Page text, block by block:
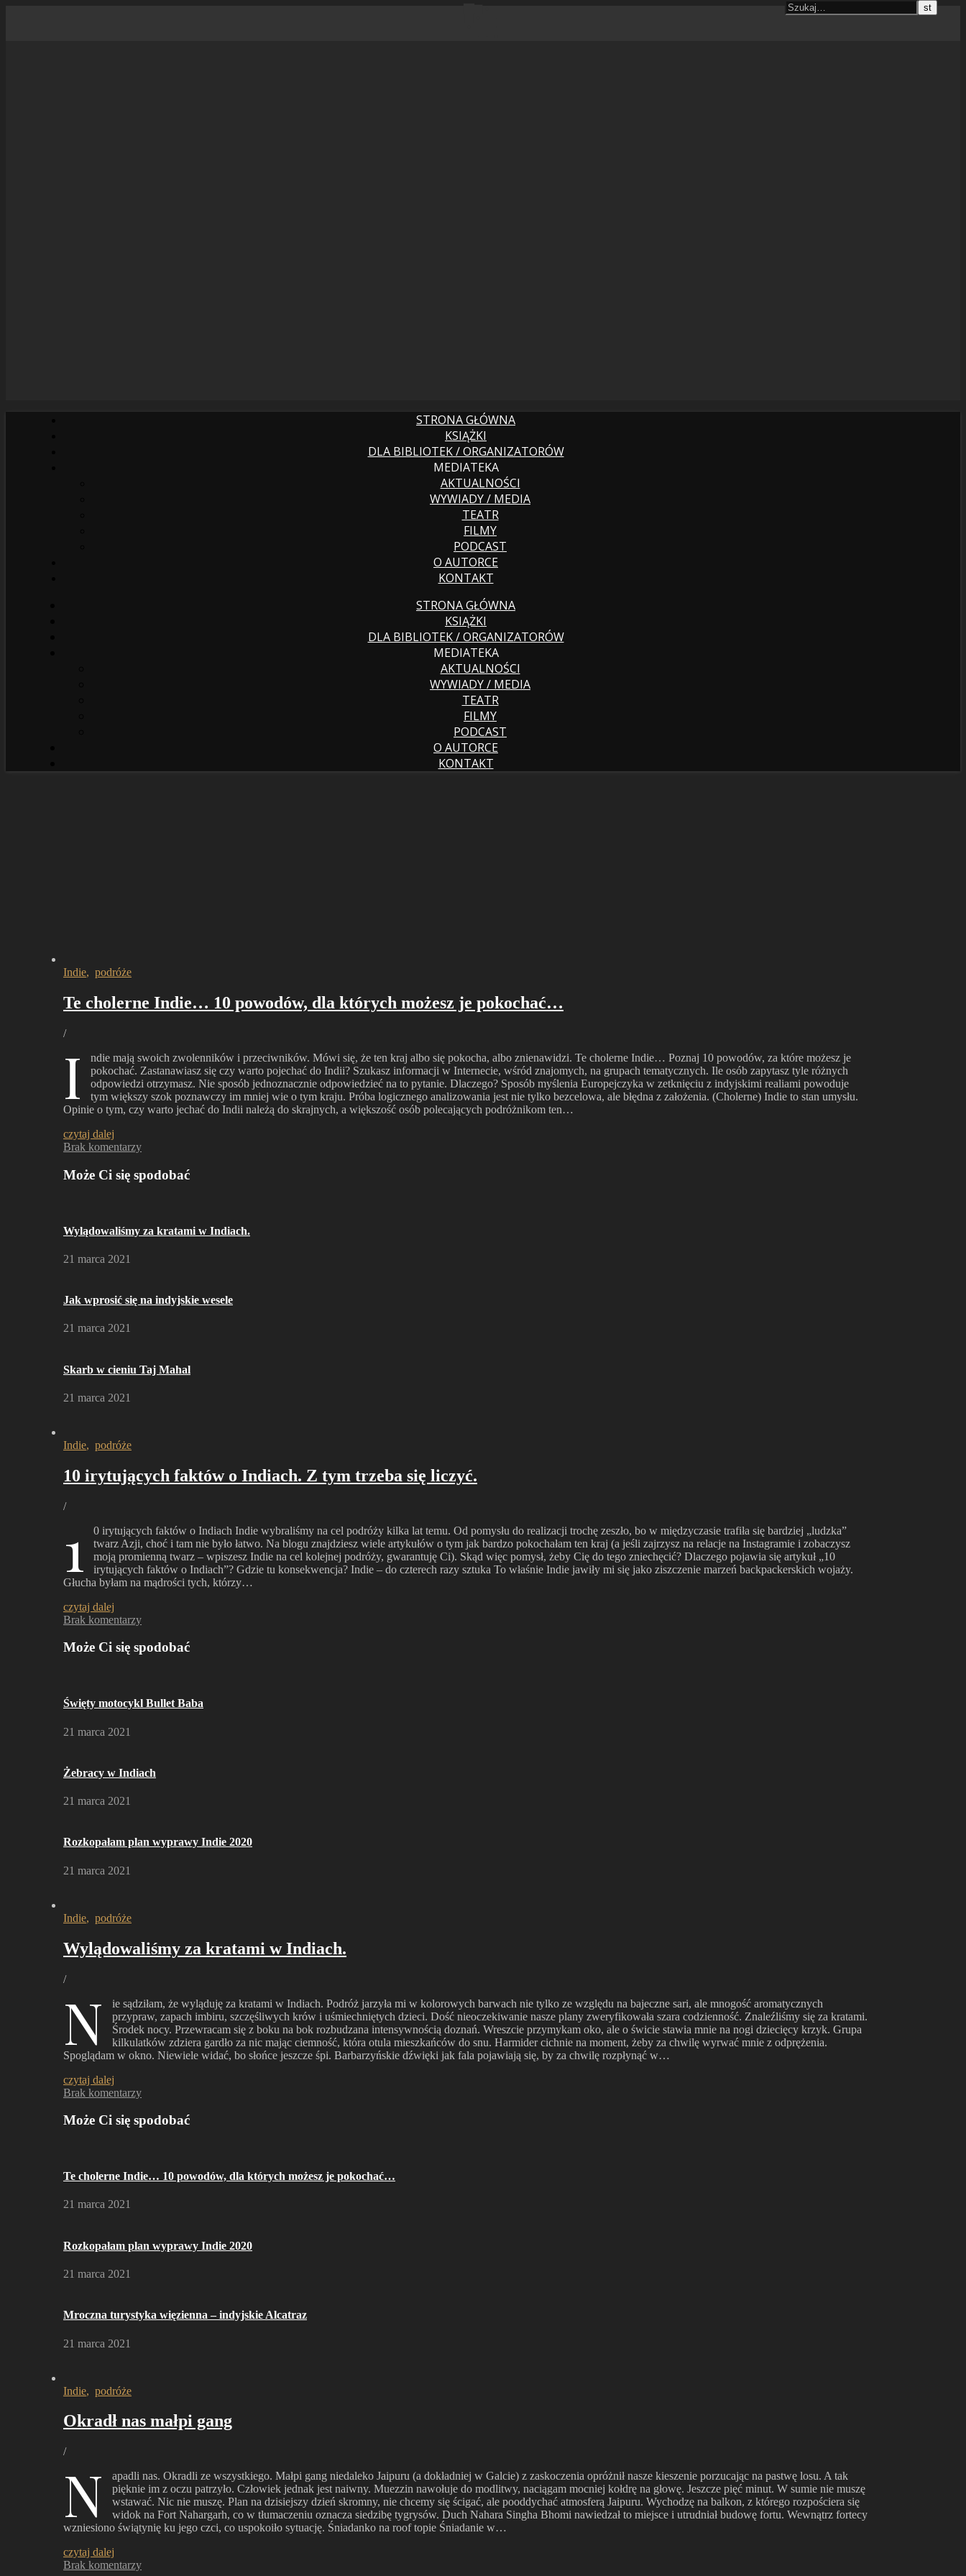
STRONA GŁÓWNA
KSIĄŻKI
DLA BIBLIOTEK / ORGANIZATORÓW
MEDIATEKA
AKTUALNOŚCI
WYWIADY / MEDIA
TEATR
FILMY
PODCAST
O AUTORCE
KONTAKT
STRONA GŁÓWNA
KSIĄŻKI
DLA BIBLIOTEK / ORGANIZATORÓW
MEDIATEKA
AKTUALNOŚCI
WYWIADY / MEDIA
TEATR
FILMY
PODCAST
O AUTORCE
KONTAKT
Indie, podróże
Te cholerne Indie… 10 powodów, dla których możesz je pokochać…
/
I
ndie mają swoich zwolenników i przeciwników. Mówi się, że ten kraj albo się pokocha, albo znienawidzi. Te cholerne Indie… Poznaj 10 powodów, za które możesz je
pokochać. Zastanawiasz się czy warto pojechać do Indii? Szukasz informacji w Internecie, wśród znajomych, na grupach tematycznych. Ile osób zapytasz tyle różnych
odpowiedzi otrzymasz. Nie sposób jednoznacznie odpowiedzieć na to pytanie. Dlaczego? Sposób myślenia Europejczyka w zetknięciu z indyjskimi realiami powoduje
tym większy szok poznawczy im mniej wie o tym kraju. Próba logicznego analizowania jest nie tylko bezcelowa, ale błędna z założenia. (Cholerne) Indie to stan umysłu.
Opinie o tym, czy warto jechać do Indii należą do skrajnych, a większość osób polecających podróżnikom ten…
czytaj dalej
Brak komentarzy
Może Ci się spodobać
Wylądowaliśmy za kratami w Indiach.
21 marca 2021
Jak wprosić się na indyjskie wesele
21 marca 2021
Skarb w cieniu Taj Mahal
21 marca 2021
Indie, podróże
10 irytujących faktów o Indiach. Z tym trzeba się liczyć.
/
1
0 irytujących faktów o Indiach Indie wybraliśmy na cel podróży kilka lat temu. Od pomysłu do realizacji trochę zeszło, bo w międzyczasie trafiła się bardziej „ludzka”
twarz Azji, choć i tam nie było łatwo. Na blogu znajdziesz wiele artykułów o tym jak bardzo pokochałam ten kraj (a jeśli zajrzysz na relacje na Instagramie i zobaczysz
moją promienną twarz – wpiszesz Indie na cel kolejnej podróży, gwarantuję Ci). Skąd więc pomysł, żeby Cię do tego zniechęcić? Dlaczego pojawia się artykuł „10
irytujących faktów o Indiach”? Gdzie tu konsekwencja? Indie – do czterech razy sztuka To właśnie Indie jawiły mi się jako ziszczenie marzeń backpackerskich wojaży.
Głucha byłam na mądrości tych, którzy…
czytaj dalej
Brak komentarzy
Może Ci się spodobać
Święty motocykl Bullet Baba
21 marca 2021
Żebracy w Indiach
21 marca 2021
Rozkopałam plan wyprawy Indie 2020
21 marca 2021
Indie, podróże
Wylądowaliśmy za kratami w Indiach.
/
N
ie sądziłam, że wyląduję za kratami w Indiach. Podróż jarzyła mi w kolorowych barwach nie tylko ze względu na bajeczne sari, ale mnogość aromatycznych
przypraw, zapach imbiru, szczęśliwych krów i uśmiechniętych dzieci. Dość nieoczekiwanie nasze plany zweryfikowała szara codzienność. Znaleźliśmy się za kratami.
Środek nocy. Przewracam się z boku na bok rozbudzana intensywnością doznań. Wreszcie przymykam oko, ale o świcie stawia mnie na nogi dziecięcy krzyk. Grupa
kilkulatków zdziera gardło za nic mając ciemność, która otula mieszkańców do snu. Harmider cichnie na moment, żeby za chwilę wyrwać mnie z odprężenia.
Spoglądam w okno. Niewiele widać, bo słońce jeszcze śpi. Barbarzyńskie dźwięki jak fala pojawiają się, by za chwilę rozpłynąć w…
czytaj dalej
Brak komentarzy
Może Ci się spodobać
Te cholerne Indie… 10 powodów, dla których możesz je pokochać…
21 marca 2021
Rozkopałam plan wyprawy Indie 2020
21 marca 2021
Mroczna turystyka więzienna – indyjskie Alcatraz
21 marca 2021
Indie, podróże
Okradł nas małpi gang
/
N
apadli nas. Okradli ze wszystkiego. Małpi gang niedaleko Jaipuru (a dokładniej w Galcie) z zaskoczenia opróżnił nasze kieszenie porzucając na pastwę losu. A tak
pięknie im z oczu patrzyło. Człowiek jednak jest naiwny. Muezzin nawołuje do modlitwy, naciągam mocniej kołdrę na głowę. Jeszcze pięć minut. W sumie nie muszę
wstawać. Nic nie muszę. Plan na dzisiejszy dzień skromny, nie chcemy się ścigać, ale pooddychać atmosferą Jaipuru. Wychodzę na balkon, z którego rozpościera się
widok na Fort Nahargarh, co w tłumaczeniu oznacza siedzibę tygrysów. Duch Nahara Singha Bhomi nawiedzał to miejsce i utrudniał budowę fortu. Wewnątrz fortecy
wzniesiono świątynię ku jego czci, co uspokoiło sytuację. Śniadanko na roof topie Śniadanie w…
czytaj dalej
Brak komentarzy